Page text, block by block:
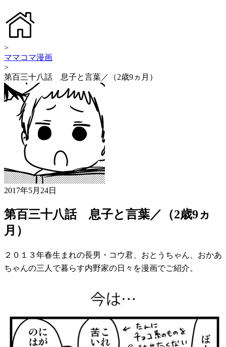
>
ママコマ漫画
>
第百三十八話 息子と言葉／（2歳9ヵ月）
2017年5月24日
第百三十八話 息子と言葉／（2歳9ヵ
月）
２０１３年春生まれの長男・コウ君、おとうちゃん、おかあ
ちゃんの三人で暮らす内野家の日々を漫画でご紹介。